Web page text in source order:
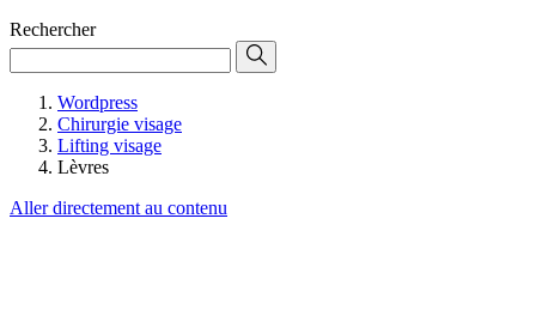
Rechercher
Wordpress
Chirurgie visage
Lifting visage
Lèvres
Aller directement au contenu